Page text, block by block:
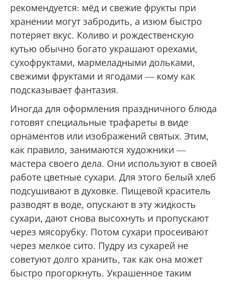
рекомендуется: мёд и свежие фрукты при
хранении могут забродить, а изюм быстро
потеряет вкус. Коливо и рождественскую
кутью обычно богато украшают орехами,
сухофруктами, мармеладными дольками,
свежими фруктами и ягодами — кому как
подсказывает фантазия.
Иногда для оформления праздничного блюда
готовят специальные трафареты в виде
орнаментов или изображений святых. Этим,
как правило, занимаются художники —
мастера своего дела. Они используют в своей
работе цветные сухари. Для этого белый хлеб
подсушивают в духовке. Пищевой краситель
разводят в воде, опускают в эту жидкость
сухари, дают снова высохнуть и пропускают
через мясорубку. Потом сухари просеивают
через мелкое сито. Пудру из сухарей не
советуют долго хранить, так как она может
быстро прогоркнуть. Украшенное таким